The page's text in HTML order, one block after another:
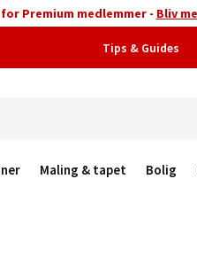
Premium medlemmer - Bliv
Tips & Guides
Maling & tapet Bolig